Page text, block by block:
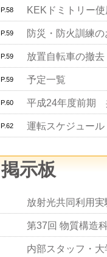
P.58 KEKドミトリー
P.59 防災・防火訓練
P.59 放置自転車の撤
P.59 予定一覧
P.60 平成24年度前期
P.62 運転スケジュー
掲示板
放射光共同利用
第37回 物質構造
内部スタッフ・